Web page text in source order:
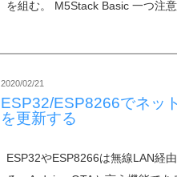
を組む。 M5Stack Basic 一つ注
2020/02/21
ESP32/ESP8266でネッ
を更新する
ESP32やESP8266は無線LAN経